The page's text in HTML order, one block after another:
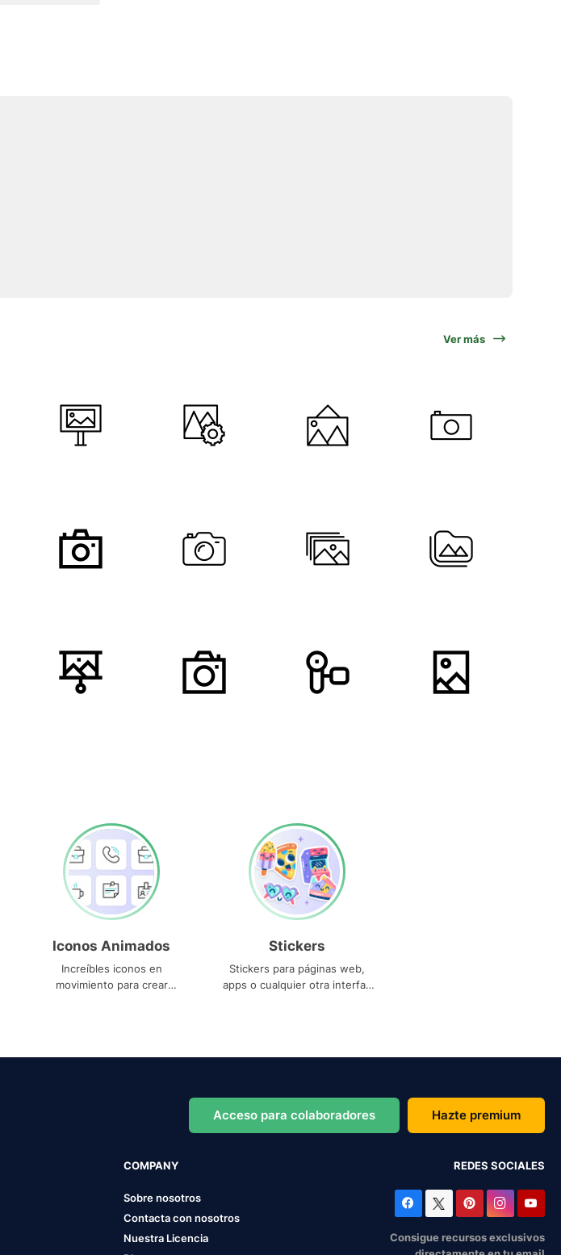
Ver más
Iconos Animados
Increíbles iconos en
movimiento para crear
Stickers
Stickers para páginas web,
apps o cualquier otra interfaz
Acceso para colaboradores Hazte premium
COMPANY
Sobre nosotros
Contacta con nosotros
Nuestra Licencia
REDES SOCIALES
Consigue recursos exclusivos